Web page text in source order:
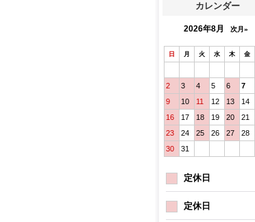
カレンダー
2026年8月 次月»
日 月 火 水 木 金
2
3 4 5 6 7
9
10 11 12 13 14
16
17 18 19 20 21
23
24 25 26 27 28
30
31
定休日
定休日